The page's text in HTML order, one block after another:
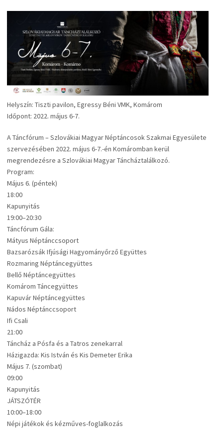
Helyszín: Tiszti pavilon, Egressy Béni VMK, Komárom
Időpont: 2022. május 6-7.
A Táncfórum – Szlovákiai Magyar Néptáncosok Szakmai Egyesülete
szervezésében 2022. május 6-7.-én Komáromban kerül
megrendezésre a Szlovákiai Magyar Táncháztalálkozó.
Program:
Május 6. (péntek)
18:00
Kapunyitás
19:00–20:30
Táncfórum Gála:
Mátyus Néptánccsoport
Bazsarózsák Ifjúsági Hagyományőrző Együttes
Rozmaring Néptáncegyüttes
Bellő Néptáncegyüttes
Komárom Táncegyüttes
Kapuvár Néptáncegyüttes
Nádos Néptánccsoport
Ifi Csali
21:00
Táncház a Pósfa és a Tatros zenekarral
Házigazda: Kis István és Kis Demeter Erika
Május 7. (szombat)
09:00
Kapunyitás
JÁTSZÓTÉR
10:00–18:00
Népi játékok és kézműves-foglalkozás